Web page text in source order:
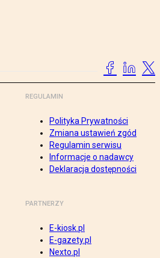
REGULAMIN
Polityka Prywatności
Zmiana ustawień zgód
Regulamin serwisu
Informacje o nadawcy
Deklaracja dostępności
PARTNERZY
E-kiosk.pl
E-gazety.pl
Nexto.pl